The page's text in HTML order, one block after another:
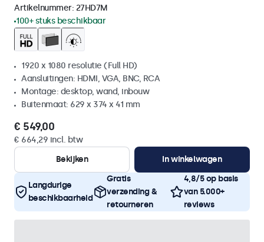
Artikelnummer: 27HD7M
100+ stuks beschikbaar
1920 x 1080 resolutie (Full HD)
Aansluitingen: HDMI, VGA, BNC, RCA
Montage: desktop, wand, inbouw
Buitenmaat: 629 x 374 x 41 mm
€ 549,00
€ 664,29 incl. btw
Bekijken
In winkelwagen
Langdurige
beschikbaarheid
Gratis
verzending &
retourneren
4,8/5 op basis
van 5.000+
reviews